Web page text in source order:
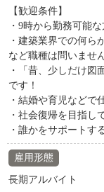
【歓迎条件】
・9時から勤務可能な
・建築業界での何ら
など職種は問いません
・「昔、少しだけ図
です！
・結婚や育児などで
・社会復帰を目指し
・誰かをサポートす
雇用形態
長期アルバイト